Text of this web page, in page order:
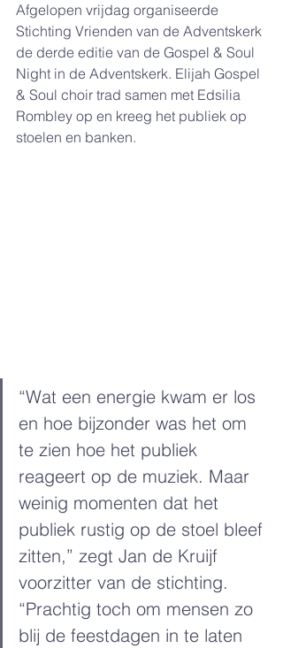
Afgelopen vrijdag organiseerde
Stichting Vrienden van de Adventskerk
de derde editie van de Gospel & Soul
Night in de Adventskerk. Elijah Gospel
& Soul choir trad samen met Edsilia
Rombley op en kreeg het publiek op
stoelen en banken.
“Wat een energie kwam er los
en hoe bijzonder was het om
te zien hoe het publiek
reageert op de muziek. Maar
weinig momenten dat het
publiek rustig op de stoel bleef
zitten,” zegt Jan de Kruijf
voorzitter van de stichting.
“Prachtig toch om mensen zo
blij de feestdagen in te laten